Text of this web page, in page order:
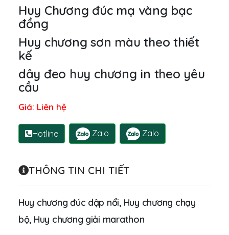
Huy Chương đúc mạ vàng bạc
đồng
Huy chương sơn màu theo thiết
kế
dây đeo huy chương in theo yêu
cầu
Giá: Liên hệ
Hotline Zalo Zalo
THÔNG TIN CHI TIẾT
Huy chương đúc dập nổi, Huy chương chạy
bộ, Huy chương giải marathon